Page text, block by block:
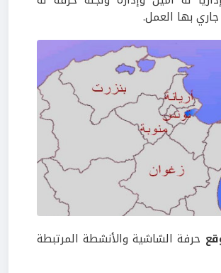
بها العمل.
حرفة الشاشية والأنشطة المرتبطة